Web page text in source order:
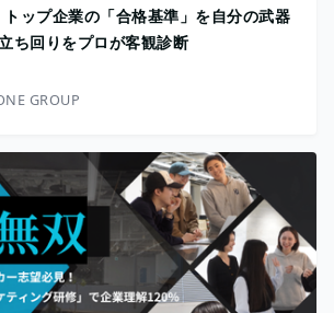
トップ企業の「合格基準」を自分の武器
ち回りをプロが客観診断
GROUP